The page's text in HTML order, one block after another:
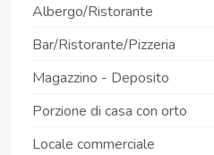
Albergo/Ristorante
Bar/Ristorante/Pizzeria
Magazzino - Deposito
Porzione di casa con orto
Locale commerciale